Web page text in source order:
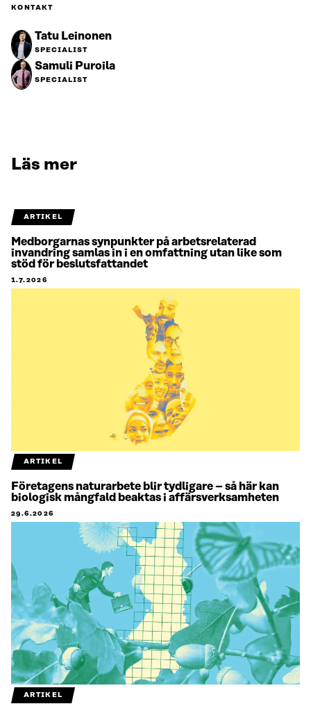
KONTAKT
Tatu Leinonen
SPECIALIST
Samuli Puroila
SPECIALIST
Läs mer
ARTIKEL
Medborgarnas synpunkter på arbetsrelaterad
invandring samlas in i en omfattning utan like som
stöd för beslutsfattandet
1.7.2026
ARTIKEL
Företagens naturarbete blir tydligare – så här kan
biologisk mångfald beaktas i affärsverksamheten
29.6.2026
ARTIKEL